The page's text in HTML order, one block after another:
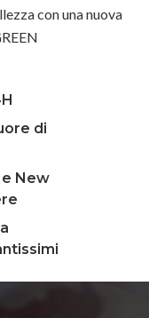
con una nuova
di
New